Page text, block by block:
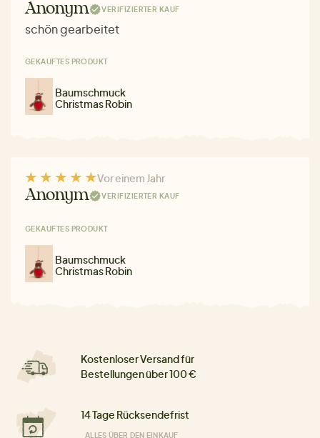
Anonym VERIFIZIERTER KAUF
schön gearbeitet
GEKAUFTES PRODUKT
Baumschmuck
Christmas Robin
Vor einem Jahr
Anonym VERIFIZIERTER KAUF
GEKAUFTES PRODUKT
Baumschmuck
Christmas Robin
Kostenloser Versand für
Bestellungen über 100 €
14 Tage Rücksendefrist
ALLES ÜBER DEN EINKAUF